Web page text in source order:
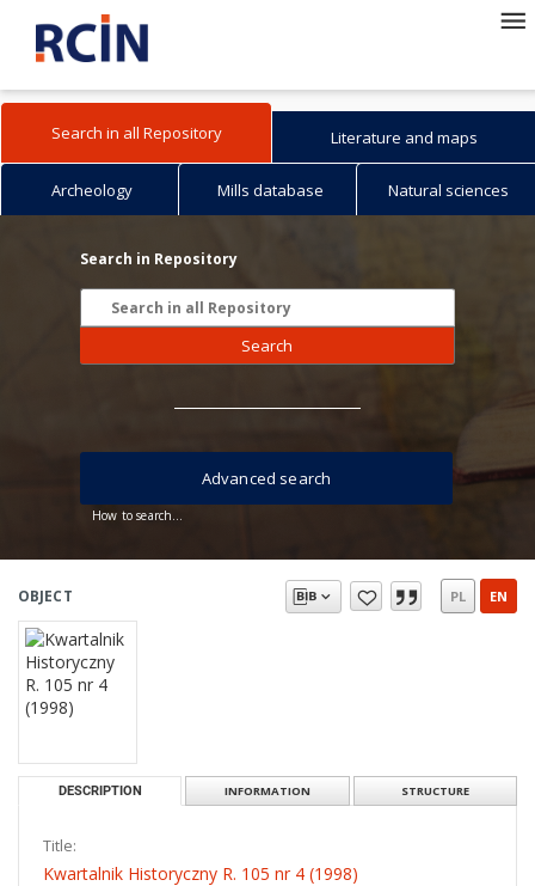
Search in all Repository Literature and maps
Archeology Mills database Natural sciences
Search in Repository
Search
How to search...
Advanced search
OBJECT PL EN
DESCRIPTION INFORMATION STRUCTURE
Title:
Kwartalnik Historyczny R. 105 nr 4 (1998)